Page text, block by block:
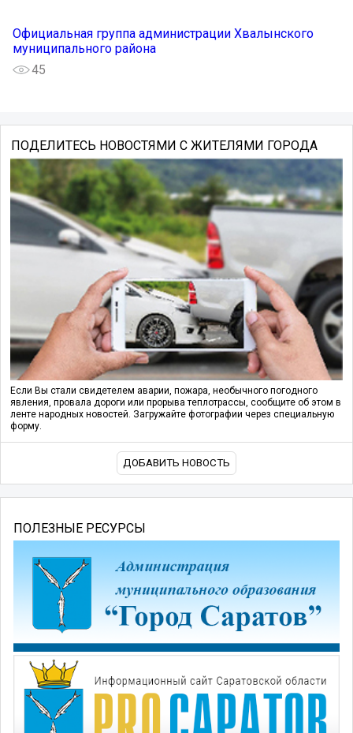
Официальная группа администрации Хвалынского
муниципального района
45
ПОДЕЛИТЕСЬ НОВОСТЯМИ С ЖИТЕЛЯМИ ГОРОДА
Если Вы стали свидетелем аварии, пожара, необычного погодного
явления, провала дороги или прорыва теплотрассы, сообщите об этом в
ленте народных новостей. Загружайте фотографии через специальную
форму.
ДОБАВИТЬ НОВОСТЬ
ПОЛЕЗНЫЕ РЕСУРСЫ